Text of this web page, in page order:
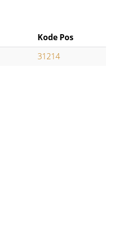
Kode Pos
31214